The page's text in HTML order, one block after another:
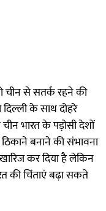
चीन से सतर्क रहने की
दिल्ली के साथ दोहरे
भारत के पड़ोसी देशों
बनाने की संभावना
कर दिया है लेकिन
की चिंताएं बढ़ा सकते